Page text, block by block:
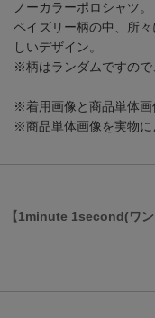
ノーカラーポロシャツ。
ペイズリー柄の中、所
しいデザイン。
※柄はランダムですので
※着用画像と商品単体画
※商品単体画像を実物に
【1minute 1second(ワ